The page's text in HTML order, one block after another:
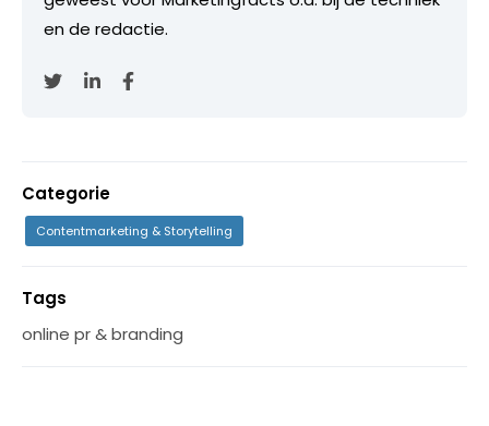
en de redactie.
Categorie
Contentmarketing & Storytelling
Tags
online pr & branding